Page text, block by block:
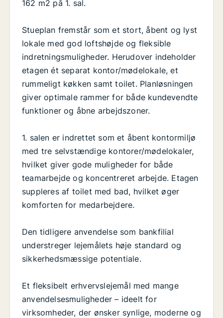
162 m2 på 1. sal.
Stueplan fremstår som et stort, åbent og lyst
lokale med god loftshøjde og fleksible
indretningsmuligheder. Herudover indeholder
etagen ét separat kontor/mødelokale, et
rummeligt køkken samt toilet. Planløsningen
giver optimale rammer for både kundevendte
funktioner og åbne arbejdszoner.
1. salen er indrettet som et åbent kontormiljø
med tre selvstændige kontorer/mødelokaler,
hvilket giver gode muligheder for både
teamarbejde og koncentreret arbejde. Etagen
suppleres af toilet med bad, hvilket øger
komforten for medarbejdere.
Den tidligere anvendelse som bankfilial
understreger lejemålets høje standard og
sikkerhedsmæssige potentiale.
Et fleksibelt erhvervslejemål med mange
anvendelsesmuligheder – ideelt for
virksomheder, der ønsker synlige, moderne og